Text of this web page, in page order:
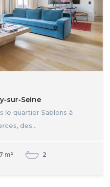
sur-Seine
le quartier Sablons à
des...
m² 2